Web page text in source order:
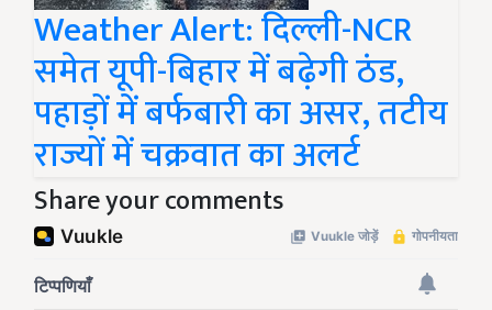
Weather Alert: दिल्ली-NCR
समेत यूपी-बिहार में बढ़ेगी ठंड,
पहाड़ों में बर्फबारी का असर, तटीय
राज्यों में चक्रवात का अलर्ट
Share your comments